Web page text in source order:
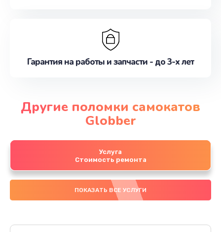
Гарантия на работы и запчасти - до 3-х лет
Другие поломки самокатов
Globber
Услуга
Стоимость ремонта
ПОКАЗАТЬ ВСЕ УСЛУГИ